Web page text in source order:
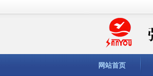
网站首页